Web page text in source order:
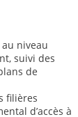
niveau
suivi des
de
filières
d’accès à